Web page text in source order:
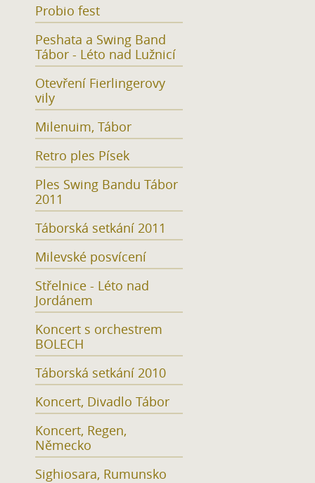
Probio fest
Peshata a Swing Band
Tábor - Léto nad Lužnicí
Otevření Fierlingerovy
vily
Milenuim, Tábor
Retro ples Písek
Ples Swing Bandu Tábor
2011
Táborská setkání 2011
Milevské posvícení
Střelnice - Léto nad
Jordánem
Koncert s orchestrem
BOLECH
Táborská setkání 2010
Koncert, Divadlo Tábor
Koncert, Regen,
Německo
Sighiosara, Rumunsko